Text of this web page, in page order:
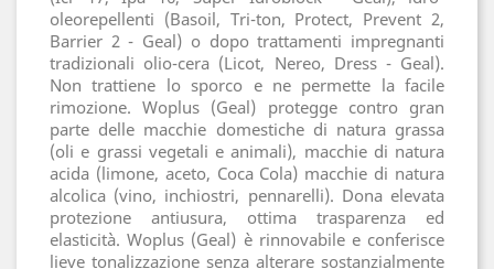
oleorepellenti (Basoil, Tri-ton, Protect, Prevent 2,
Barrier 2 - Geal) o dopo trattamenti impregnanti
tradizionali olio-cera (Licot, Nereo, Dress - Geal).
Non trattiene lo sporco e ne permette la facile
rimozione. Woplus (Geal) protegge contro gran
parte delle macchie domestiche di natura grassa
(oli e grassi vegetali e animali), macchie di natura
acida (limone, aceto, Coca Cola) macchie di natura
alcolica (vino, inchiostri, pennarelli). Dona elevata
protezione antiusura, ottima trasparenza ed
elasticità. Woplus (Geal) è rinnovabile e conferisce
lieve tonalizzazione senza alterare sostanzialmente